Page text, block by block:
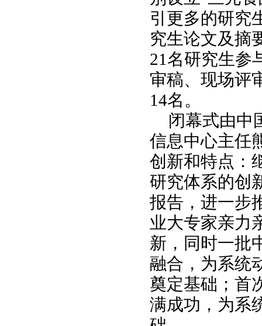
引更多的研究
究生论文及摘
21名研究生参
审稿、现场评
14名。
闭幕式由中
信息中心主任
创新和特点：
研究体系的创
报告，进一步
业大专家亲力
新，同时一批
融合，为系统
奠定基础；首
满成功，为系